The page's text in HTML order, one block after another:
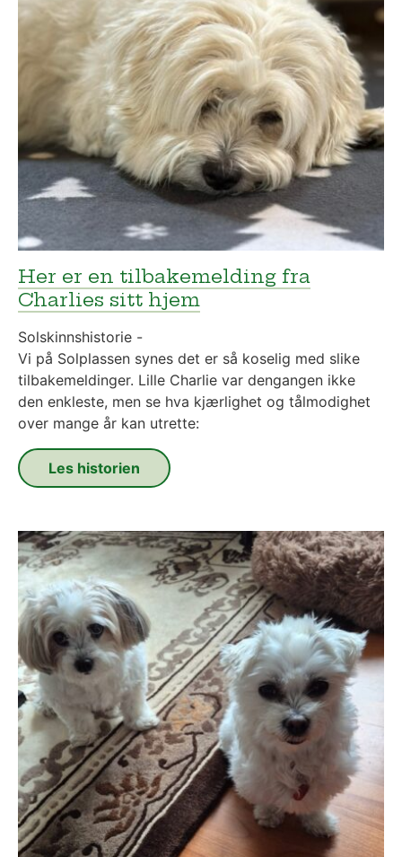
Her er en tilbakemelding fra
Charlies sitt hjem
Solskinnshistorie -
Vi på Solplassen synes det er så koselig med slike
tilbakemeldinger. Lille Charlie var dengangen ikke
den enkleste, men se hva kjærlighet og tålmodighet
over mange år kan utrette:
Les historien